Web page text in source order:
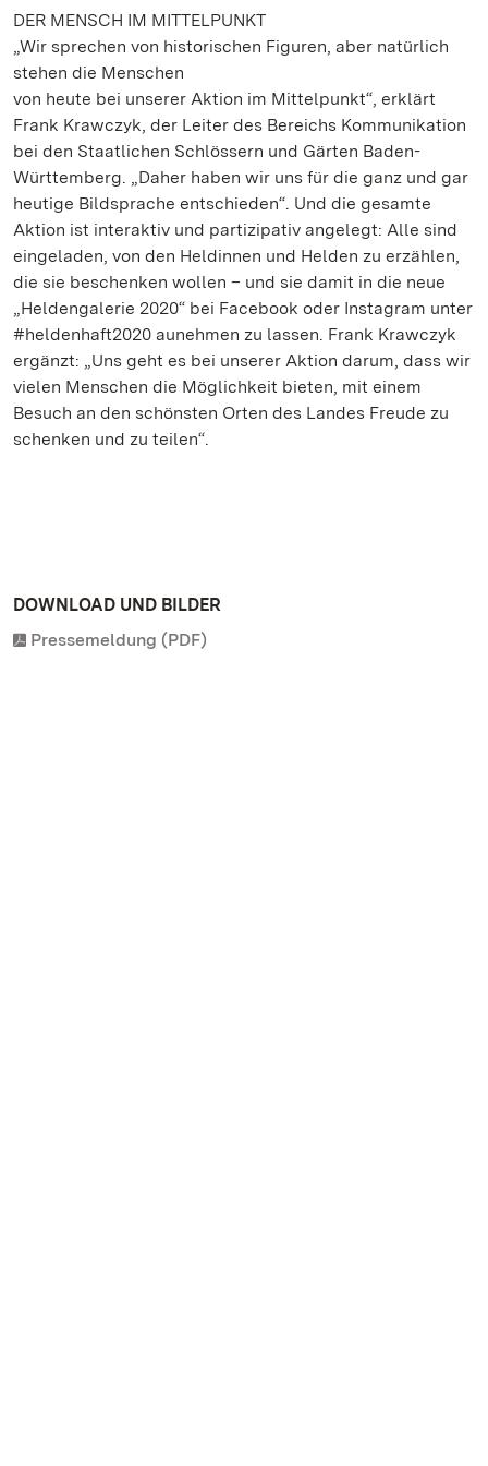
DER MENSCH IM MITTELPUNKT
„Wir sprechen von historischen Figuren, aber natürlich
stehen die Menschen
von heute bei unserer Aktion im Mittelpunkt“, erklärt
Frank Krawczyk, der Leiter des Bereichs Kommunikation
bei den Staatlichen Schlössern und Gärten Baden-
Württemberg. „Daher haben wir uns für die ganz und gar
heutige Bildsprache entschieden“. Und die gesamte
Aktion ist interaktiv und partizipativ angelegt: Alle sind
eingeladen, von den Heldinnen und Helden zu erzählen,
die sie beschenken wollen – und sie damit in die neue
„Heldengalerie 2020“ bei Facebook oder Instagram unter
#heldenhaft2020 aunehmen zu lassen. Frank Krawczyk
ergänzt: „Uns geht es bei unserer Aktion darum, dass wir
vielen Menschen die Möglichkeit bieten, mit einem
Besuch an den schönsten Orten des Landes Freude zu
schenken und zu teilen“.
DOWNLOAD UND BILDER
Pressemeldung (PDF)